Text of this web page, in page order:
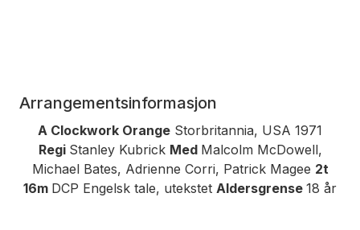
Arrangementsinformasjon
A Clockwork Orange Storbritannia, USA 1971
Regi Stanley Kubrick Med Malcolm McDowell,
Michael Bates, Adrienne Corri, Patrick Magee 2t
16m DCP Engelsk tale, utekstet Aldersgrense 18 år